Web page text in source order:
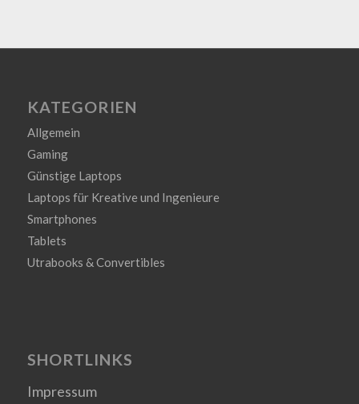
KATEGORIEN
Allgemein
Gaming
Günstige Laptops
Laptops für Kreative und Ingenieure
Smartphones
Tablets
Utrabooks & Convertibles
SHORTLINKS
Impressum